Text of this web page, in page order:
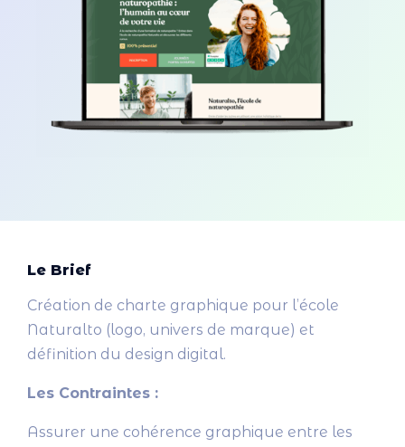
Le Brief
Création de charte graphique pour l’école
Naturalto (logo, univers de marque) et
définition du design digital.
Les Contraintes :
Assurer une cohérence graphique entre les